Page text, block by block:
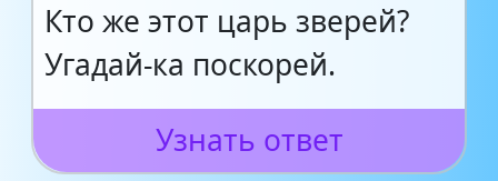
Кто же этот царь зверей?
Угадай-ка поскорей.
Узнать ответ